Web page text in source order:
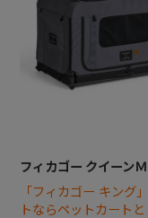
フィカゴー クイーンＭ
「フィカゴー キング
トならペットカートと